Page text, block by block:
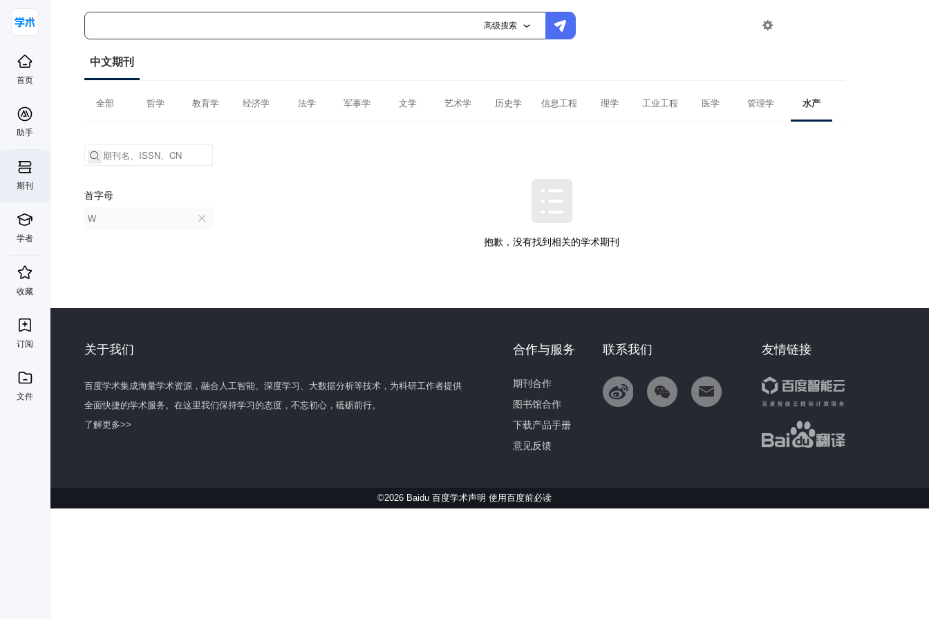
高级搜索 
首页
助手
期刊
学者
收藏
订阅
文件
中文期刊
全部 哲学 教育学 经济学 法学 军事学 文学 艺术学 历史学 信息工程 理学 工业工程 医学 管理学 水产
首字母
W
抱歉，没有找到相关的学术期刊
关于我们
百度学术集成海量学术资源，融合人工智能、深度学习、大数据分析等技术，为科研工作者提供
全面快捷的学术服务。在这里我们保持学习的态度，不忘初心，砥砺前行。
了解更多>>
友情链接
联系我们
合作与服务
期刊合作
图书馆合作
下载产品手册
意见反馈
©2026 Baidu 百度学术声明 使用百度前必读